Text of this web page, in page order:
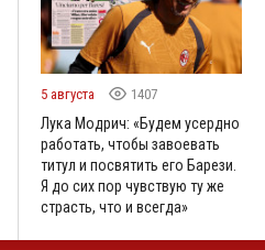
5 августа 1407
Лука Модрич: «Будем усердно
работать, чтобы завоевать
титул и посвятить его Барези.
Я до сих пор чувствую ту же
страсть, что и всегда»